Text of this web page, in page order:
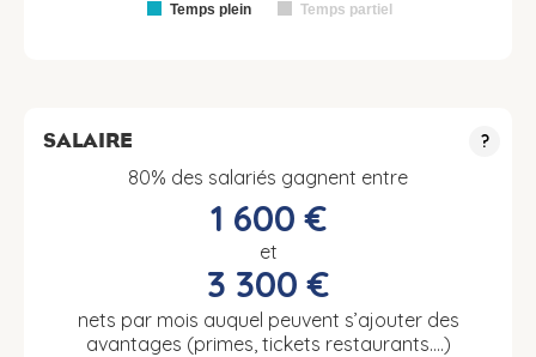
Temps plein Temps partiel
SALAIRE ?
80% des salariés gagnent entre
1 600 €
et
3 300 €
nets par mois auquel peuvent s’ajouter des
avantages (primes, tickets restaurants….)